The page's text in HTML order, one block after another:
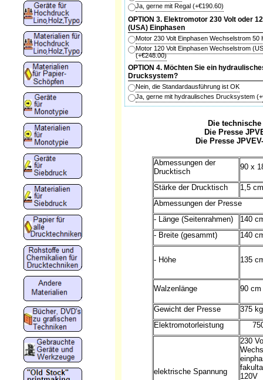
Ja, gerne mit Regal (+€190.60)
OPTION 3. Elektromotor 230 Volt oder
(USA) Einphasen
Motor 230 Volt Einphasen Wechselstrom 50
Motor 120 Volt Einphasen Wechselstrom
(+€248.00)
OPTION 4. Möchten Sie ein
Drucksystem?
Nein, die Standardausführung ist OK
Ja, gerne mit hydraulisches Drucksystem (+
Die
Die Presse
Die Presse
Abmessungen der
Drucktisch
90 x
Stärke der Drucktisch
1,5 cm
Abmessungen der Presse
- Länge (Seitenrahmen)
140
- Breite (gesammt)
140
- Höhe 135
Walzenlänge 90 cm
Gewicht der Presse
375 kg
Elektromotorleistung
elektrische Spannung
230
120V